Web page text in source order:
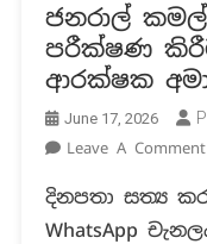
ජනරාල්
පරීක්ෂණ
ආරක්ෂක
June 17, 2026
Leave A Comment
දිනපතා සත්‍ය
WhatsApp